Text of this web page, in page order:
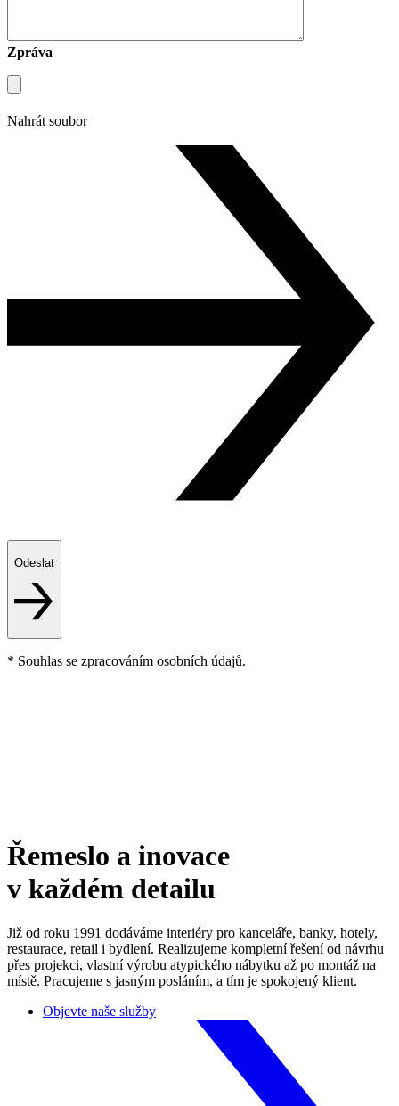
Zpráva
Nahrát soubor
Odeslat
* Souhlas se zpracováním osobních údajů.
Řemeslo a inovace
v každém detailu
Již od roku 1991 dodáváme interiéry pro kanceláře, banky, hotely,
restaurace, retail i bydlení. Realizujeme kompletní řešení od návrhu
přes projekci, vlastní výrobu atypického nábytku až po montáž na
místě. Pracujeme s jasným posláním, a tím je spokojený klient.
Objevte naše služby